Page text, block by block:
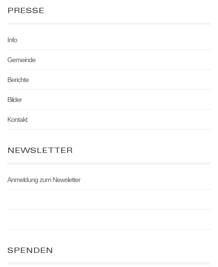
PRESSE
Info
Gemeinde
Berichte
Bilder
Kontakt
NEWSLETTER
Anmeldung zum Newsletter
SPENDEN